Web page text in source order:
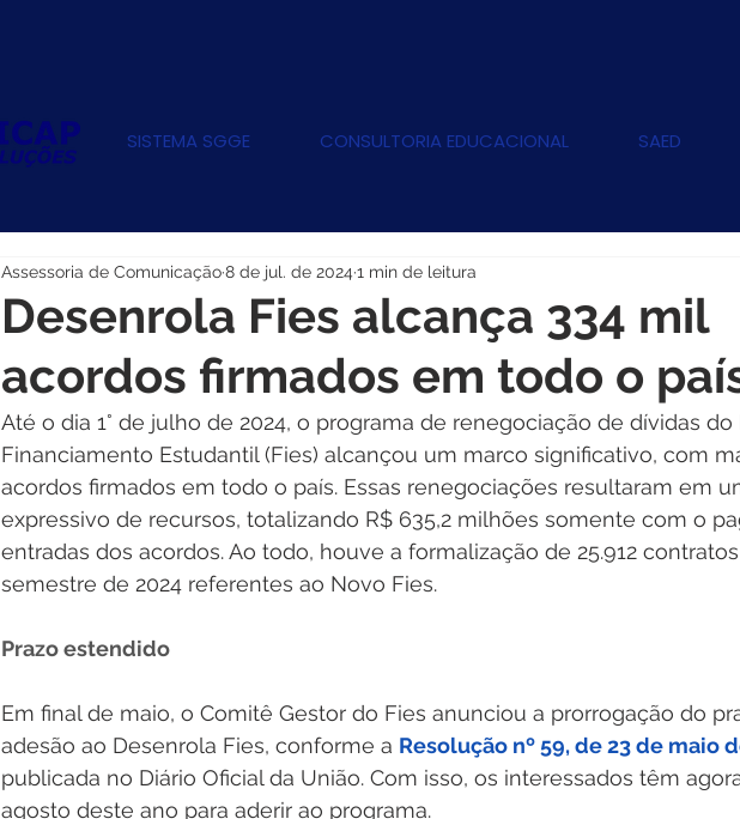
SISTEMA SGGE CONSULTORIA EDUCACIONAL SAED
Desenrola Fies alcança 334 mil
acordos firmados em todo o
Assessoria de Comunicação8 de jul. de 2024 1 min de leitura
Até o dia 1° de julho de 2024, o programa de renegociação de dívidas do
Financiamento Estudantil (Fies) alcançou um marco significativo, com
acordos firmados em todo o país. Essas renegociações resultaram em
expressivo de recursos, totalizando R$ 635,2 milhões somente com o
entradas dos acordos. Ao todo, houve a formalização de 25.912
semestre de 2024 referentes ao Novo Fies.
Prazo estendido
Em final de maio, o Comitê Gestor do Fies anunciou a prorrogação do
adesão ao Desenrola Fies, conforme a Resolução nº 59, de 23 de maio
publicada no Diário Oficial da União. Com isso, os interessados têm
agosto deste ano para aderir ao programa.